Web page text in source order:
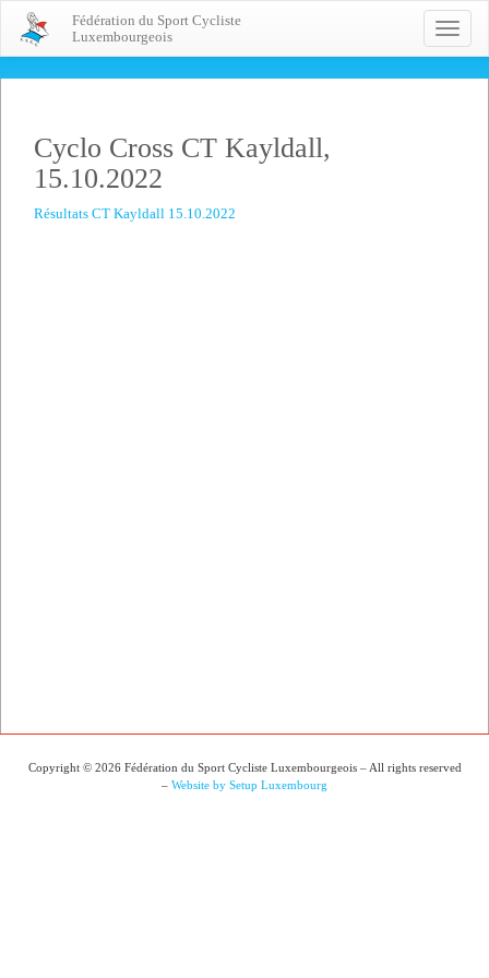
Toggle
Fédération du Sport Cycliste
Luxembourgeois
Cyclo Cross CT Kayldall,
15.10.2022
Résultats CT Kayldall 15.10.2022
Copyright © 2026 Fédération du Sport Cycliste Luxembourgeois – All rights reserved
– Website by Setup Luxembourg